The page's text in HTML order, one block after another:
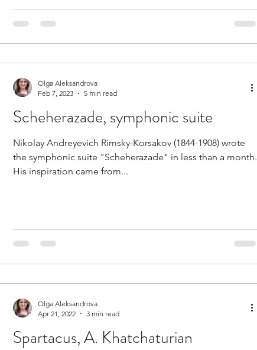
Scheherazade, symphonic suite
Nikolay Andreyevich Rimsky-Korsakov (1844-1908) wrote
the symphonic suite "Scheherazade" in less than a month.
His inspiration came from...
Olga Aleksandrova
Feb 7, 2023
5 min read
Spartacus, A. Khatchaturian
Olga Aleksandrova
Apr 21, 2022
3 min read